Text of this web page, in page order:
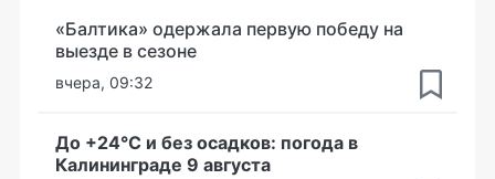
«Балтика» одержала первую победу на
выезде в сезоне
вчера, 09:32
До +24°С и без осадков: погода в
Калининграде 9 августа